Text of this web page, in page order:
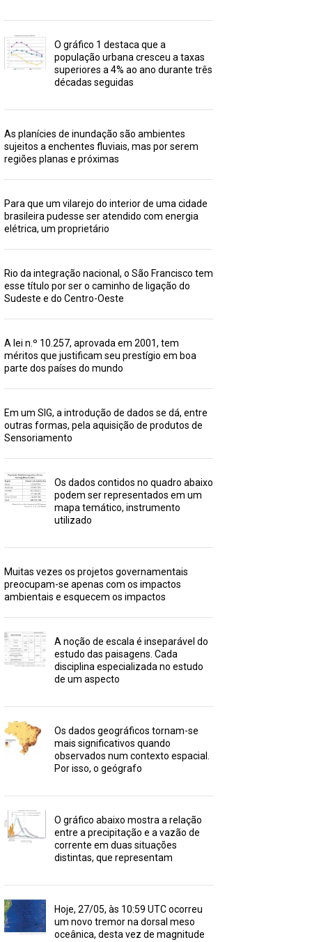
O gráfico 1 destaca que a
população urbana cresceu a taxas
superiores a 4% ao ano durante três
décadas seguidas
As planícies de inundação são ambientes
sujeitos a enchentes fluviais, mas por serem
regiões planas e próximas
Para que um vilarejo do interior de uma cidade
brasileira pudesse ser atendido com energia
elétrica, um proprietário
Rio da integração nacional, o São Francisco tem
esse título por ser o caminho de ligação do
Sudeste e do Centro-Oeste
A lei n.º 10.257, aprovada em 2001, tem
méritos que justificam seu prestígio em boa
parte dos países do mundo
Em um SIG, a introdução de dados se dá, entre
outras formas, pela aquisição de produtos de
Sensoriamento
Os dados contidos no quadro abaixo
podem ser representados em um
mapa temático, instrumento
utilizado
Muitas vezes os projetos governamentais
preocupam-se apenas com os impactos
ambientais e esquecem os impactos
A noção de escala é inseparável do
estudo das paisagens. Cada
disciplina especializada no estudo
de um aspecto
Os dados geográficos tornam-se
mais significativos quando
observados num contexto espacial.
Por isso, o geógrafo
O gráfico abaixo mostra a relação
entre a precipitação e a vazão de
corrente em duas situações
distintas, que representam
Hoje, 27/05, às 10:59 UTC ocorreu
um novo tremor na dorsal meso
oceânica, desta vez de magnitude